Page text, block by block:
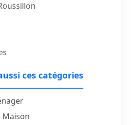
ces catégories
Maison